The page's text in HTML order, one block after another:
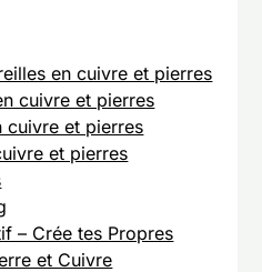
en cuivre et pierres
cuivre et pierres
cuivre et pierres
et pierres
– Crée tes Propres
et Cuivre